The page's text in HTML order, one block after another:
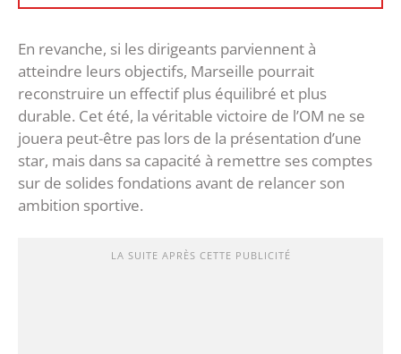
En revanche, si les dirigeants parviennent à
atteindre leurs objectifs, Marseille pourrait
reconstruire un effectif plus équilibré et plus
durable. Cet été, la véritable victoire de l’OM ne se
jouera peut-être pas lors de la présentation d’une
star, mais dans sa capacité à remettre ses comptes
sur de solides fondations avant de relancer son
ambition sportive.
LA SUITE APRÈS CETTE PUBLICITÉ